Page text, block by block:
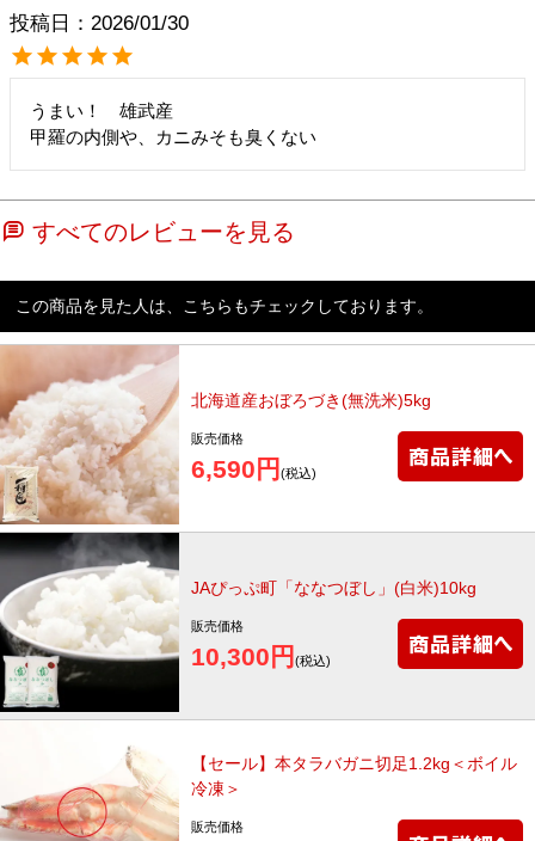
投稿日 2026/01/30
うまい！　雄武産
甲羅の内側や、カニみそも臭くない
すべてのレビューを見る
この商品を見た人は、こちらもチェックしております。
北海道産おぼろづき(無洗米)5kg
販売価格
6,590円 (税込)
JAぴっぷ町「ななつぼし」(白米)10kg
販売価格
10,300円 (税込)
【セール】本タラバガニ切足1.2kg＜ボイル
冷凍＞
販売価格